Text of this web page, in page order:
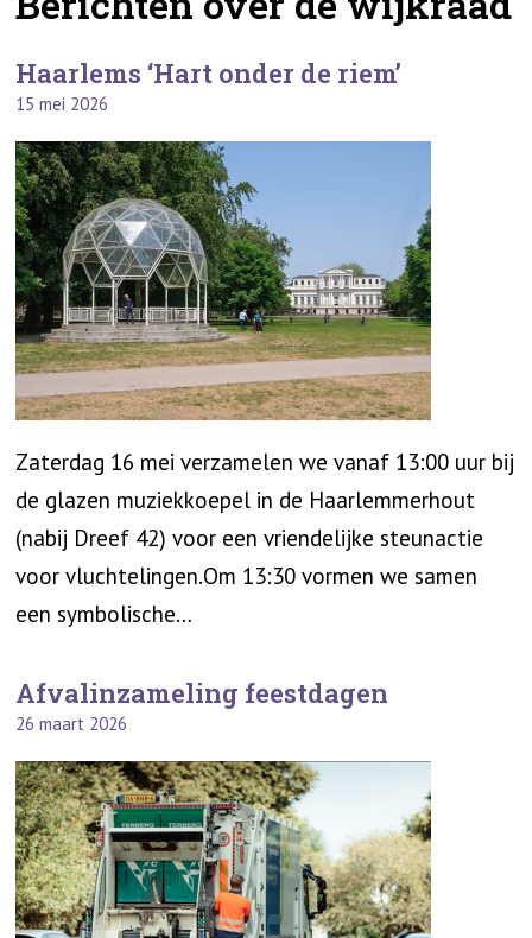
Haarlems ‘Hart onder de riem’
15 mei 2026
Zaterdag 16 mei verzamelen we vanaf 13:00 uur bij
de glazen muziekkoepel in de Haarlemmerhout
(nabij Dreef 42) voor een vriendelijke steunactie
voor vluchtelingen.Om 13:30 vormen we samen
een symbolische…
Afvalinzameling feestdagen
26 maart 2026